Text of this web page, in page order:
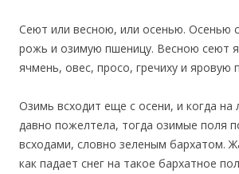
Сеют или весною, или осенью. Осенью
рожь и озимую пшеницу. Весною сеют
ячмень, овес, просо, гречиху и яровую
Озимь всходит еще с осени, и когда на
давно пожелтела, тогда озимые поля
всходами, словно зеленым бархатом.
как падает снег на такое бархатное